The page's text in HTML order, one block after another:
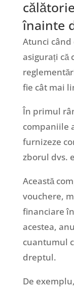
înainte
Atunci când
asigurați că
fie cât mai
În primul
companiile
furnizeze
zborul dvs.
Această
vouchere,
financiare
acestea,
cuantumul
dreptul.
De